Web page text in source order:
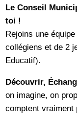
Le Conseil
toi !
Rejoins une
collégiens et de 2
Educatif).
Découvrir,
on imagine, on
comptent vraiment